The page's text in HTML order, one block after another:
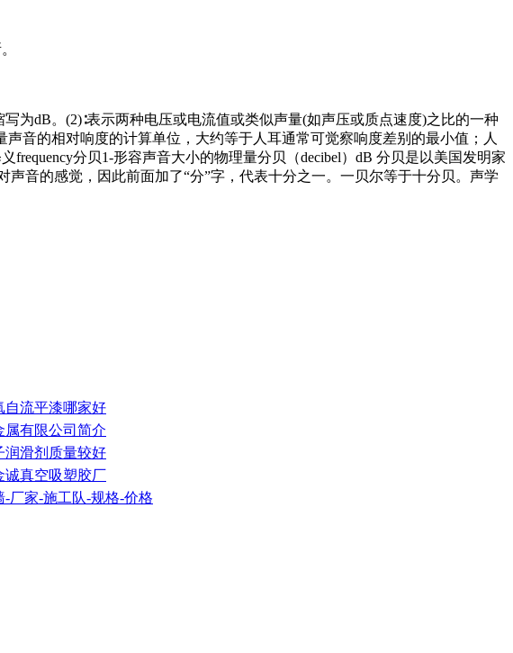
为dB。(2)∶表示两种电压或电流值或类似声量(如声压或质点速度)之比的一种
音的相对响度的计算单位，大约等于人耳通常可觉察响度差别的最小值；人
分贝1-形容声音大小的物理量分贝（decibel）dB 分贝是以美国发明家
音的感觉，因此前面加了“分”字，代表十分之一。一贝尔等于十分贝。声学
自流平漆哪家好
属有限公司简介
润滑剂质量较好
诚真空吸塑胶厂
-厂家-施工队-规格-价格